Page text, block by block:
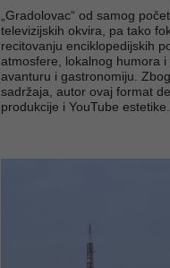
„Gradolovac“ od samog
televizijskih okvira, pa tako
recitovanju enciklopedijskih
atmosfere, lokalnog humora
avanturu i gastronomiju.
sadržaja, autor ovaj format
produkcije i YouTube estetike.